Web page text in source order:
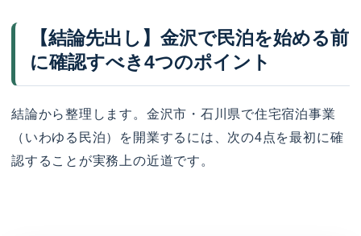
【結論先出し】金沢で民泊を始める前
に確認すべき4つのポイント
結論から整理します。金沢市・石川県で住宅宿泊事業
（いわゆる民泊）を開業するには、次の4点を最初に確
認することが実務上の近道です。